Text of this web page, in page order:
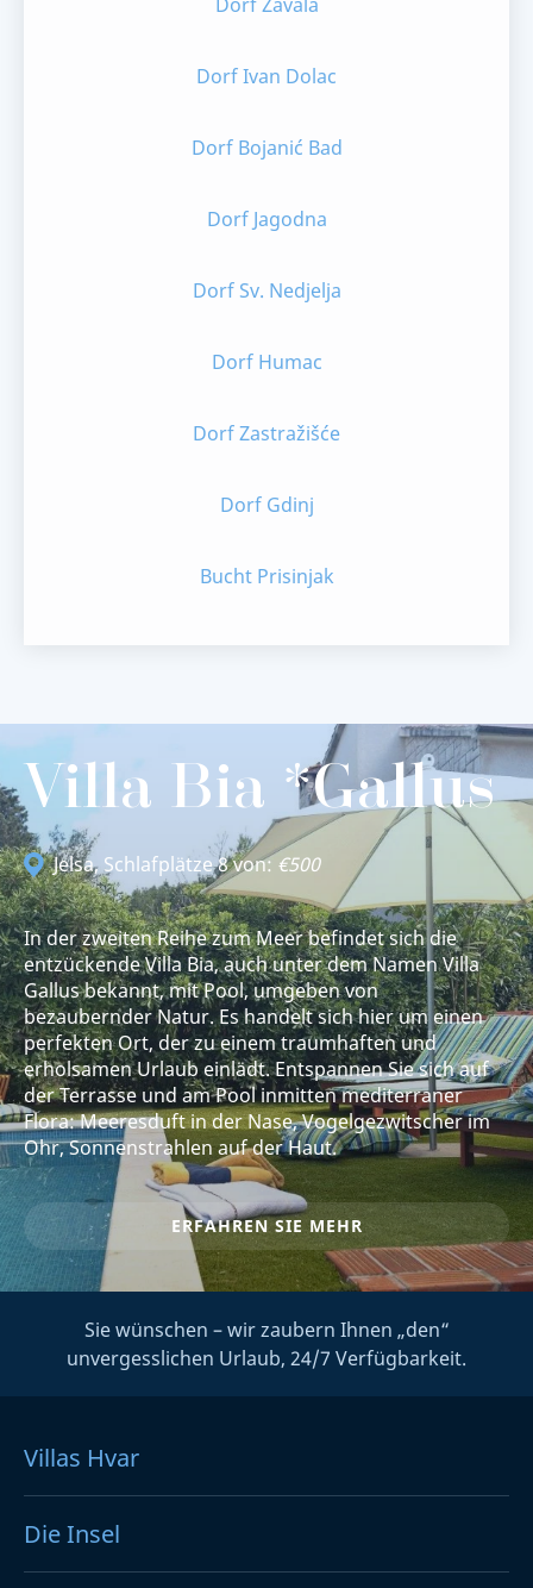
Dorf Ivan Dolac
Dorf Bojanić Bad
Dorf Jagodna
Dorf Sv. Nedjelja
Dorf Humac
Dorf Zastražišće
Dorf Gdinj
Bucht Prisinjak
Villa Bia *Gallus
Jelsa, Schlafplätze 8 von: €500
In der zweiten Reihe zum Meer befindet sich die
entzückende Villa Bia, auch unter dem Namen Villa
Gallus bekannt, mit Pool, umgeben von
bezaubernder Natur. Es handelt sich hier um einen
perfekten Ort, der zu einem traumhaften und
erholsamen Urlaub einlädt. Entspannen Sie sich auf
der Terrasse und am Pool inmitten mediterraner
Flora: Meeresduft in der Nase, Vogelgezwitscher im
Ohr, Sonnenstrahlen auf der Haut.
ERFAHREN SIE MEHR
Sie wünschen – wir zaubern Ihnen „den“
unvergesslichen Urlaub, 24/7 Verfügbarkeit.
Villas Hvar
Die Insel